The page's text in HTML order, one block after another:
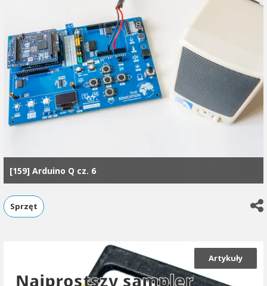
[159] Arduino Q cz. 6
Sprzęt
Najprostszy sampler
Artykuły